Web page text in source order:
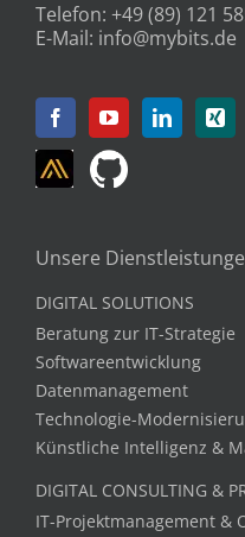
Telefon: +49 (89) 121
E-Mail: info@mybits.de
Unsere
DIGITAL SOLUTIONS
Beratung zur IT-Strategie
Softwareentwicklung
Datenmanagement
Technologie-
Künstliche Intelligenz &
DIGITAL CONSULTING &
IT-Projektmanagement &